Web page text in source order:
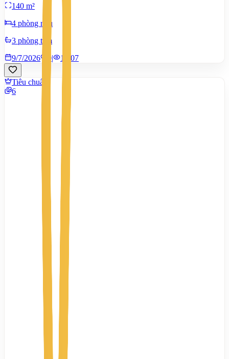
140 m²
4 phòng ngủ
3 phòng tắm
9/7/2026
0| 1.407
Tiêu chuẩn
6